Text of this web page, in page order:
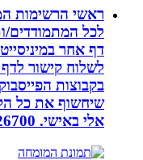
ראשי הרשימות
לכל המתמודדים/ות
דף אחר במיניסייט,
לשלוח קישור לדף
בקבוצות הפייסבוק
אלי באישי. 0526626700